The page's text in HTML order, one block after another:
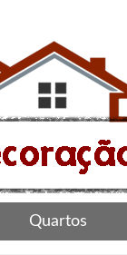
Quartos